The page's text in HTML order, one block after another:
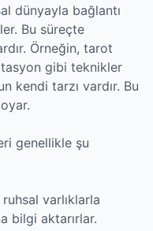
dünyayla bağlantı
Bu süreçte
Örneğin, tarot
gibi teknikler
kendi tarzı vardır. Bu
genellikle şu
varlıklarla
bilgi aktarırlar.